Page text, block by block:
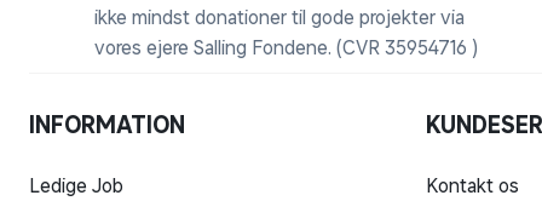
ikke mindst donationer til gode projekter via
vores ejere Salling Fondene. (CVR 35954716 )
INFORMATION
Ledige Job
Kontakt os